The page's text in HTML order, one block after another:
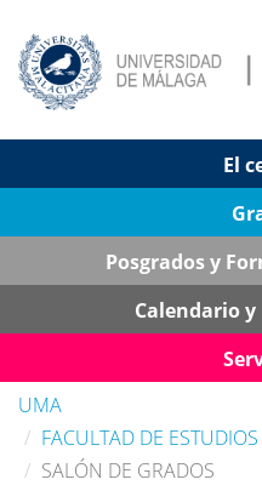
El
Posgrados y
Calendario
UMA
FACULTAD DE
SALÓN DE GRADOS